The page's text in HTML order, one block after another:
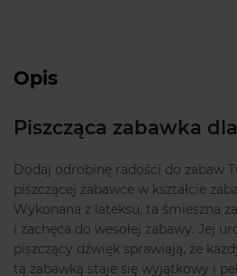
Opis
Piszcząca zabawka
Dodaj odrobinę radości do zabaw
piszczącej zabawce w kształcie
Wykonana z lateksu, ta śmieszna
i zachęca do wesołej zabawy. Jej
piszczący dźwięk sprawiają, że
tą zabawką staje się wyjątkowy i